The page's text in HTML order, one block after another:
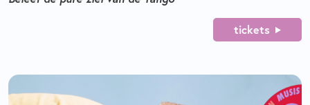
tickets